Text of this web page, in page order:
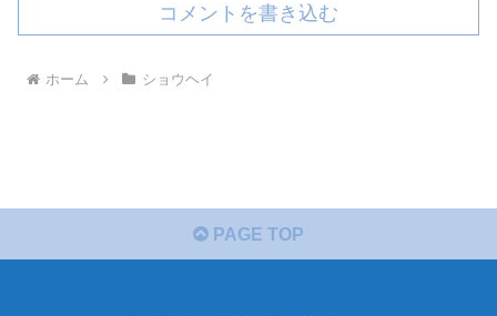
コメントを書き込む
ホーム ショウヘイ
PAGE TOP